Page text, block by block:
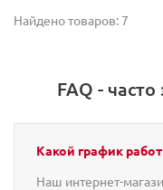
Найдено товаров: 7
FAQ -
Какой график
Наш интернет-